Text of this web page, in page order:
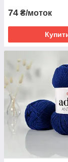
74 ₴/моток